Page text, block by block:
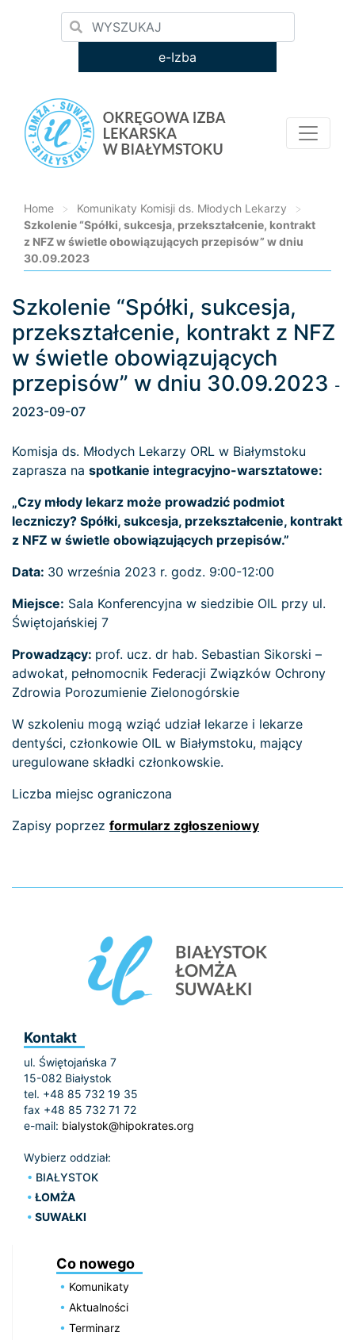
e-Izba
Home > Komunikaty Komisji ds. Młodych Lekarzy
>
Szkolenie “Spółki, sukcesja, przekształcenie, kontrakt
z NFZ w świetle obowiązujących przepisów” w dniu
30.09.2023
Loading...
Szkolenie “Spółki, sukcesja,
przekształcenie, kontrakt z NFZ
w świetle obowiązujących
przepisów” w dniu 30.09.2023 -
2023-09-07
Komisja ds. Młodych Lekarzy ORL w Białymstoku
zaprasza na spotkanie integracyjno-warsztatowe:
„Czy młody lekarz może prowadzić podmiot
leczniczy? Spółki, sukcesja, przekształcenie, kontrakt
z NFZ w świetle obowiązujących przepisów.”
Data: 30 września 2023 r. godz. 9:00-12:00
Miejsce: Sala Konferencyjna w siedzibie OIL przy ul.
Świętojańskiej 7
Prowadzący: prof. ucz. dr hab. Sebastian Sikorski –
adwokat, pełnomocnik Federacji Związków Ochrony
Zdrowia Porozumienie Zielonogórskie
W szkoleniu mogą wziąć udział lekarze i lekarze
dentyści, członkowie OIL w Białymstoku, mający
uregulowane składki członkowskie.
Liczba miejsc ograniczona
Zapisy poprzez formularz zgłoszeniowy
Kontakt
ul. Świętojańska 7
15-082 Białystok
tel. +48 85 732 19 35
fax +48 85 732 71 72
e-mail: bialystok@hipokrates.org
Wybierz oddział:
BIAŁYSTOK
ŁOMŻA
SUWAŁKI
Co nowego
Komunikaty
Aktualności
Terminarz